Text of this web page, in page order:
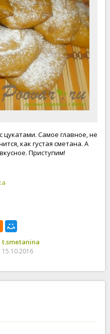
Самое главное, не
как густая сметана. А
Приступим!
t.smetanina
15.10.2016